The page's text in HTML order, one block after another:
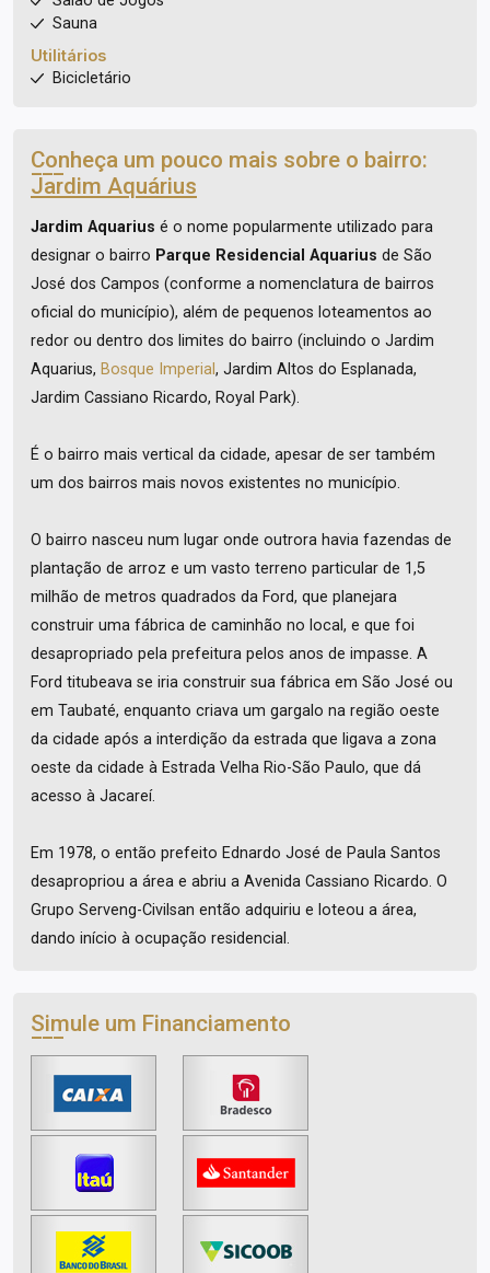
Sauna
Utilitários
Bicicletário
Conheça um pouco mais sobre o bairro:
Jardim Aquárius
Jardim Aquarius é o nome popularmente utilizado para
designar o bairro Parque Residencial Aquarius de São
José dos Campos (conforme a nomenclatura de bairros
oficial do município), além de pequenos loteamentos ao
redor ou dentro dos limites do bairro (incluindo o Jardim
Aquarius, Bosque Imperial, Jardim Altos do Esplanada,
Jardim Cassiano Ricardo, Royal Park).
É o bairro mais vertical da cidade, apesar de ser também
um dos bairros mais novos existentes no município.
O bairro nasceu num lugar onde outrora havia fazendas de
plantação de arroz e um vasto terreno particular de 1,5
milhão de metros quadrados da Ford, que planejara
construir uma fábrica de caminhão no local, e que foi
desapropriado pela prefeitura pelos anos de impasse. A
Ford titubeava se iria construir sua fábrica em São José ou
em Taubaté, enquanto criava um gargalo na região oeste
da cidade após a interdição da estrada que ligava a zona
oeste da cidade à Estrada Velha Rio-São Paulo, que dá
acesso à Jacareí.
Em 1978, o então prefeito Ednardo José de Paula Santos
desapropriou a área e abriu a Avenida Cassiano Ricardo. O
Grupo Serveng-Civilsan então adquiriu e loteou a área,
dando início à ocupação residencial.
Simule um Financiamento